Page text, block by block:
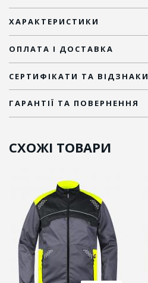
ХАРАКТЕРИСТИКИ
ОПЛАТА І ДОСТАВКА
СЕРТИФІКАТИ ТА ВІДЗНАКИ
ГАРАНТІЇ ТА ПОВЕРНЕННЯ
СХОЖІ ТОВАРИ